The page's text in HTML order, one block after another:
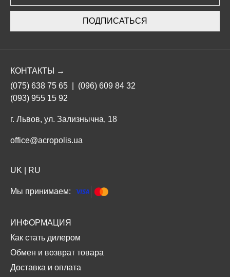
ПОДПИСАТЬСЯ
КОНТАКТЫ →
(075) 638 75 65
(096) 609 84 32
(093) 955 15 92
г. Львов, ул. Зализнычна, 18
office@acropolis.ua
UK RU
Мы принимаем:
ИНФОРМАЦИЯ
Как стать дилером
Обмен и возврат товара
Доставка и оплата